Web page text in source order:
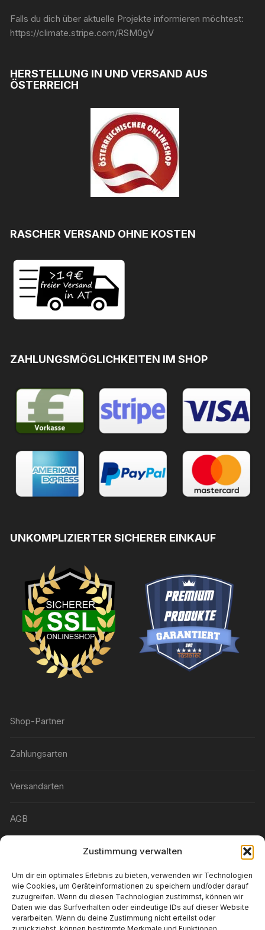
Zustimmung verwalten
Um dir ein optimales Erlebnis zu bieten, verwenden wir Technologien
wie Cookies, um Geräteinformationen zu speichern und/oder darauf
zuzugreifen. Wenn du diesen Technologien zustimmst, können wir
Daten wie das Surfverhalten oder eindeutige IDs auf dieser Website
verarbeiten. Wenn du deine Zustimmung nicht erteilst oder
Falls du dich über aktuelle Projekte informieren möchtest:
https://climate.stripe.com/RSM0gV
HERSTELLUNG IN UND VERSAND AUS
ÖSTERREICH
RASCHER VERSAND OHNE KOSTEN
ZAHLUNGSMÖGLICHKEITEN IM SHOP
UNKOMPLIZIERTER SICHERER EINKAUF
Shop-Partner
Zahlungsarten
Versandarten
AGB
Widerrufsbelehrung
Wunschliste
Konto-Details